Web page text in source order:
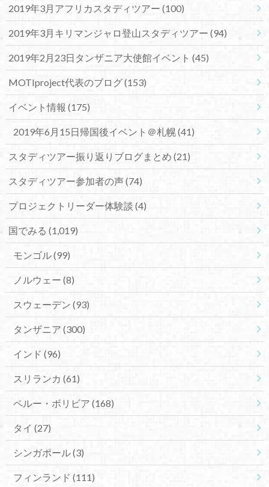
2019年3月アフリカスタディツアー (100)
2019年3月キリマンジャロ登山スタディツアー (94)
2019年2月23日タンザニア大使館イベント (45)
MOTIproject代表のブログ(153)
イベント情報 (175)
2019年6月15日帰国後イベント＠札幌(41)
スタディツアー振り返りブログまとめ (21)
スタディツアー参加者の声(74)
プロジェクトリーダー体験談 (4)
国でみる (1,019)
モンゴル(99)
ノルウェー (8)
スウェーデン (93)
タンザニア (300)
インド (96)
スリランカ (61)
ペルー・ボリビア (168)
タイ (27)
シンガポール(3)
フィンランド (111)